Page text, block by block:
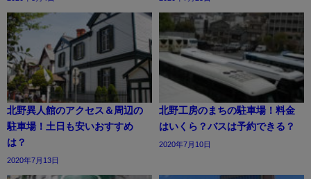
北野異人館のアクセス＆周辺の
駐車場！土日も安いおすすめ
は？
2020年7月13日
北野工房のまちの駐車場！料金
はいくら？バスは予約できる？
2020年7月10日